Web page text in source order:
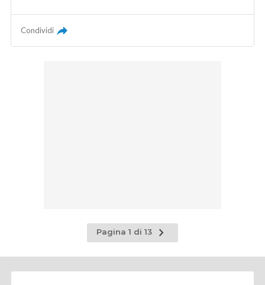
Condividi
Pagina 1 di 13
Pagina
successiva